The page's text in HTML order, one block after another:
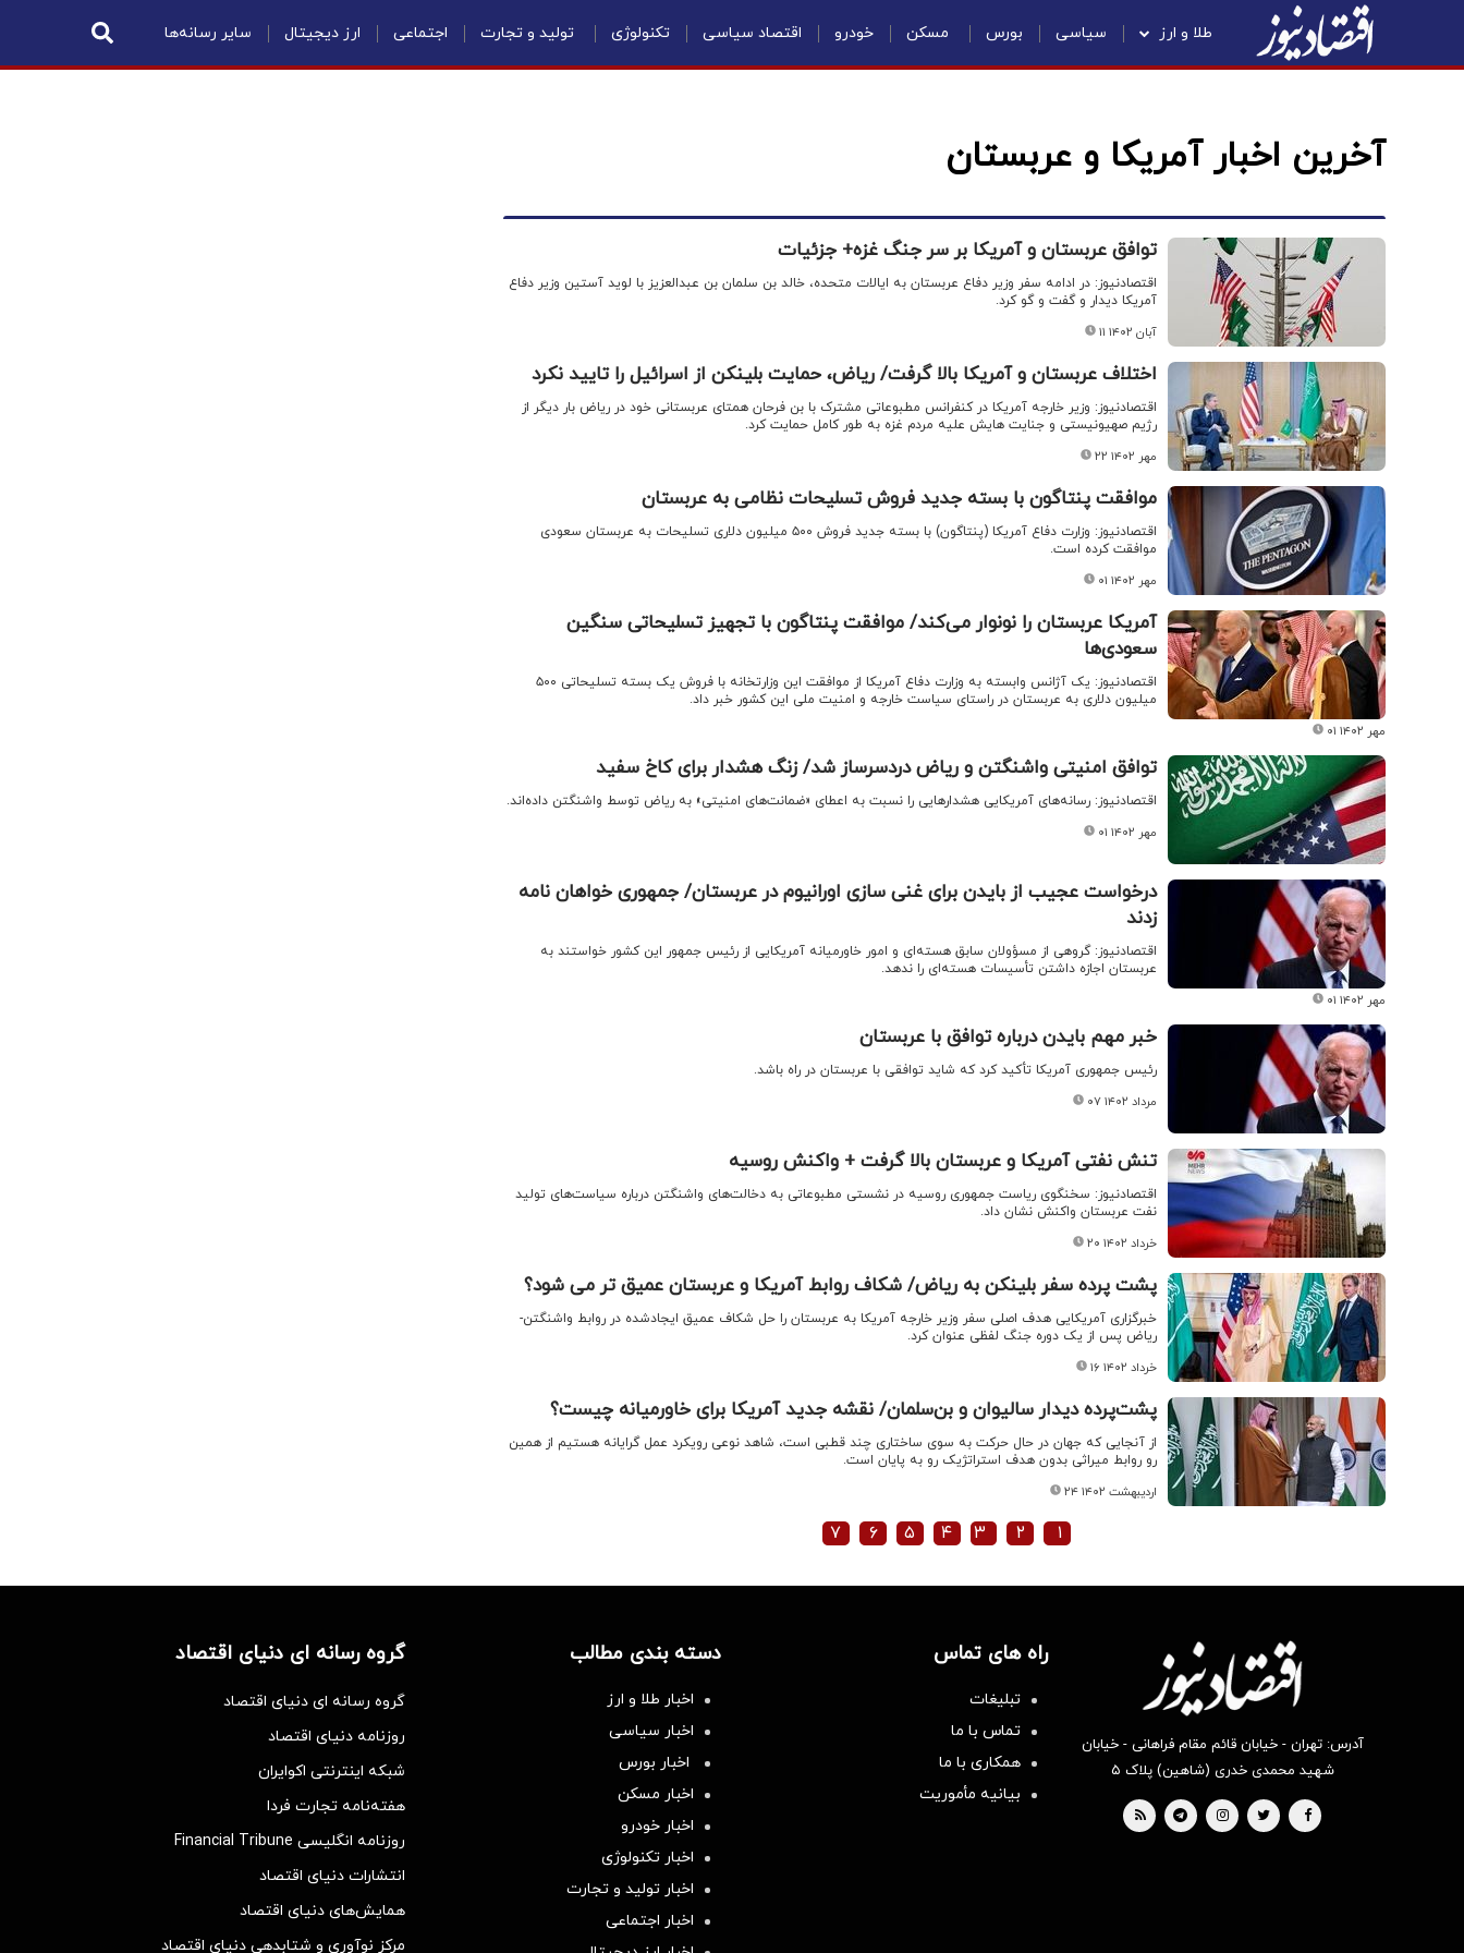
طلا و ارز سیاسی بورس مسکن خودرو اقتصاد سیاسی تکنولوژی تولید و تجارت اجتماعی ارز دیجیتال سایر رسانه‌ها
آخرین اخبار آمریکا و عربستان
توافق عربستان و آمریکا بر سر جنگ غزه+ جزئیات
اقتصادنیوز: در ادامه سفر وزیر دفاع عربستان به ایالات متحده، خالد بن سلمان بن عبدالعزیز با لوید آستین وزیر دفاع
آمریکا دیدار و گفت و گو کرد.
۱۱ آبان ۱۴۰۲
اختلاف عربستان و آمریکا بالا گرفت/ ریاض، حمایت بلینکن از اسرائیل را تایید نکرد
اقتصادنیوز: وزیر خارجه آمریکا در کنفرانس مطبوعاتی مشترک با بن فرحان همتای عربستانی خود در ریاض بار دیگر از
رژیم صهیونیستی و جنایت هایش علیه مردم غزه به طور کامل حمایت کرد.
۲۲ مهر ۱۴۰۲
موافقت پنتاگون با بسته جدید فروش تسلیحات نظامی به عربستان
اقتصادنیوز: وزارت دفاع آمریکا (پنتاگون) با بسته جدید فروش ۵۰۰ میلیون دلاری تسلیحات به عربستان سعودی
موافقت کرده است.
۰۱ مهر ۱۴۰۲
آمریکا عربستان را نونوار می‌کند/ موافقت پنتاگون با تجهیز تسلیحاتی سنگین
سعودی‌ها
​اقتصادنیوز: یک آژانس وابسته به وزارت دفاع آمریکا از موافقت این وزارتخانه با فروش یک بسته تسلیحاتی ۵۰۰
میلیون دلاری به عربستان در راستای سیاست خارجه و امنیت ملی این کشور خبر داد.
۰۱ مهر ۱۴۰۲
توافق امنیتی واشنگتن و ریاض دردسرساز شد/ زنگ هشدار برای کاخ سفید
اقتصادنیوز: رسانه‌های آمریکایی هشدارهایی را نسبت به اعطای «ضمانت‌های امنیتی» به ریاض توسط واشنگتن داده‌اند.
۰۱ مهر ۱۴۰۲
درخواست عجیب از بایدن برای غنی سازی اورانیوم در عربستان/ جمهوری خواهان نامه
زدند
اقتصادنیوز: گروهی از مسؤولان سابق هسته‌ای و امور خاورمیانه آمریکایی از رئیس جمهور این کشور خواستند به
عربستان اجازه داشتن تأسیسات هسته‌ای را ندهد.
۰۱ مهر ۱۴۰۲
خبر مهم بایدن درباره توافق با عربستان
رئیس جمهوری آمریکا تأکید کرد که شاید توافقی با عربستان در راه باشد.
۰۷ مرداد ۱۴۰۲
تنش نفتی آمریکا و عربستان بالا گرفت + واکنش روسیه
اقتصادنیوز: سخنگوی ریاست جمهوری روسیه در نشستی مطبوعاتی به دخالت‌های واشنگتن درباره سیاست‌های تولید
نفت عربستان واکنش نشان داد.
۲۰ خرداد ۱۴۰۲
پشت پرده سفر بلینکن به ریاض/ شکاف روابط آمریکا و عربستان عمیق تر می شود؟
خبرگزاری آمریکایی هدف اصلی سفر وزیر خارجه آمریکا به عربستان را حل شکاف عمیق ایجادشده در روابط واشنگتن-
ریاض پس از یک دوره جنگ لفظی عنوان کرد.
۱۶ خرداد ۱۴۰۲
پشت‌پرده دیدار سالیوان و بن‌سلمان/ نقشه جدید آمریکا برای خاورمیانه چیست؟
از آنجایی که جهان در حال حرکت به سوی ساختاری چند قطبی است، شاهد نوعی رویکرد عمل گرایانه هستیم از همین
رو روابط میراثی بدون هدف استراتژیک رو به پایان است.
۲۴ اردیبهشت ۱۴۰۲
۱ ۲ ۳ ۴ ۵ ۶ ۷
آدرس: تهران - خیابان قائم مقام فراهانی - خیابان
شهید محمدی خدری (شاهین) پلاک ۵
راه های تماس
تبلیغات
تماس با ما
همکاری با ما
بیانیه مأموریت
دسته بندی مطالب
اخبار طلا و ارز
اخبار سیاسی
اخبار بورس
اخبار مسکن
اخبار خودرو
اخبار تکنولوژی
اخبار تولید و تجارت
اخبار اجتماعی
گروه رسانه ای دنیای اقتصاد
گروه رسانه ای دنیای اقتصاد
روزنامه دنیای اقتصاد
شبکه اینترنتی اکوایران
هفته‌نامه تجارت فردا
روزنامه انگلیسی Financial Tribune
انتشارات دنیای اقتصاد
همایش‌های دنیای اقتصاد
مرکز نوآوری و شتابدهی دنیای اقتصاد